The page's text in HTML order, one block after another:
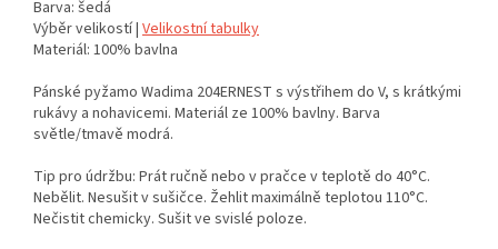
Barva: šedá
Výběr velikostí | Velikostní tabulky
Materiál: 100% bavlna
Pánské pyžamo Wadima 204ERNEST s výstřihem do V, s krátkými
rukávy a nohavicemi. Materiál ze 100% bavlny. Barva
světle/tmavě modrá.
Tip pro údržbu: Prát ručně nebo v pračce v teplotě do 40°C.
Nebělit. Nesušit v sušičce. Žehlit maximálně teplotou 110°C.
Nečistit chemicky. Sušit ve svislé poloze.